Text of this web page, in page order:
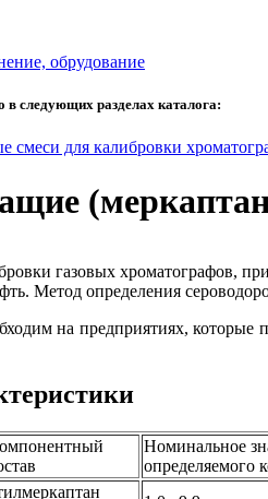
обрудование
в следующих разделах каталога:
смеси для калибровки
газовых хроматографов,
Метод определения
на предприятиях,
Номинальное
определяемого